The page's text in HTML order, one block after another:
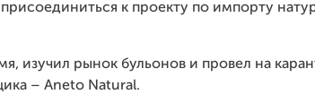
к проекту по импорту
изучил рынок бульонов и провел на
– Aneto Natural.